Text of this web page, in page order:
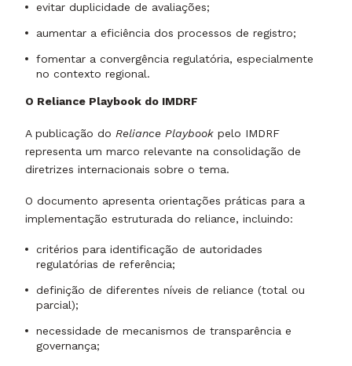
evitar duplicidade de avaliações;
aumentar a eficiência dos processos de registro;
fomentar a convergência regulatória, especialmente
no contexto regional.
O Reliance Playbook do IMDRF
A publicação do Reliance Playbook pelo IMDRF
representa um marco relevante na consolidação de
diretrizes internacionais sobre o tema.
O documento apresenta orientações práticas para a
implementação estruturada do reliance, incluindo:
critérios para identificação de autoridades
regulatórias de referência;
definição de diferentes níveis de reliance (total ou
parcial);
necessidade de mecanismos de transparência e
governança;